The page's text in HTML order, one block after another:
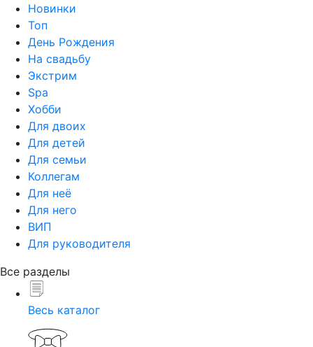
Новинки
Топ
День Рождения
На свадьбу
Экстрим
Spa
Хобби
Для двоих
Для детей
Для семьи
Коллегам
Для неё
Для него
ВИП
Для руководителя
Все разделы
Весь каталог